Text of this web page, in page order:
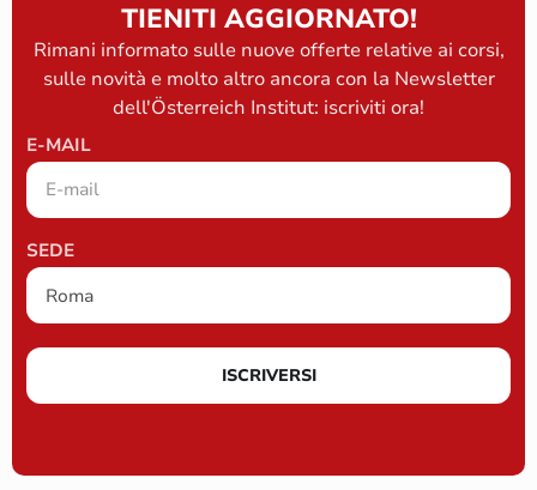
TIENITI AGGIORNATO!
Rimani informato sulle nuove offerte relative ai corsi,
sulle novità e molto altro ancora con la Newsletter
dell'Österreich Institut: iscriviti ora!
E-MAIL
SEDE
ISCRIVERSI